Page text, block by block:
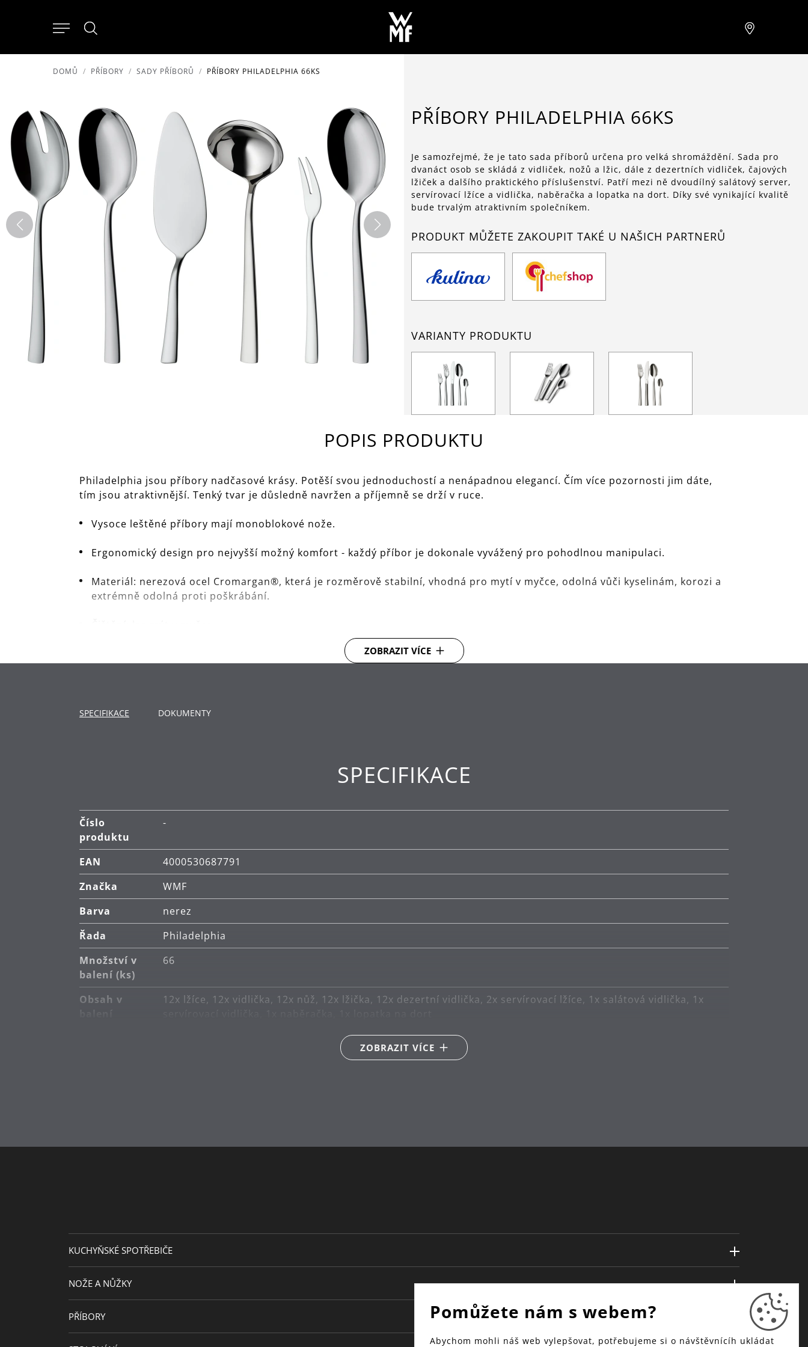
DOMŮ PŘÍBORY SADY PŘÍBORŮ PŘÍBORY PHILADELPHIA 66KS
PŘÍBORY PHILADELPHIA 66KS
Je samozřejmé, že je tato sada příborů určena pro velká shromáždění. Sada pro
dvanáct osob se skládá z vidliček, nožů a lžic, dále z dezertních vidliček, čajových
lžiček a dalšího praktického příslušenství. Patří mezi ně dvoudílný salátový server,
servírovací lžíce a vidlička, naběračka a lopatka na dort. Díky své vynikající kvalitě
bude trvalým atraktivním společníkem.
PRODUKT MŮŽETE ZAKOUPIT TAKÉ U NAŠICH PARTNERŮ
VARIANTY PRODUKTU
POPIS PRODUKTU
Philadelphia jsou příbory nadčasové krásy. Potěší svou jednoduchostí a nenápadnou elegancí. Čím více pozornosti jim dáte,
tím jsou atraktivnější. Tenký tvar je důsledně navržen a příjemně se drží v ruce.
Vysoce leštěné příbory mají monoblokové nože.
Ergonomický design pro nejvyšší možný komfort - každý příbor je dokonale vyvážený pro pohodlnou manipulaci.
Materiál: nerezová ocel Cromargan®, která je rozměrově stabilní, vhodná pro mytí v myčce, odolná vůči kyselinám, korozi a
extrémně odolná proti poškrábání.
ZOBRAZIT VÍCE
SPECIFIKACE DOKUMENTY
SPECIFIKACE
Číslo
produktu
-
EAN
4000530687791
Značka
WMF
Barva
nerez
Řada
Philadelphia
Množství v
balení (ks)
66
Obsah v
12x lžíce, 12x vidlička, 12x nůž, 12x lžička, 12x dezertní vidlička, 2x servírovací lžíce, 1x salátová vidlička, 1x
ZOBRAZIT VÍCE
KUCHYŇSKÉ SPOTŘEBIČE
NOŽE A NŮŽKY
PŘÍBORY Pomůžete nám s webem?
Abychom mohli náš web vylepšovat, potřebujeme si o návštěvnícíh ukládat